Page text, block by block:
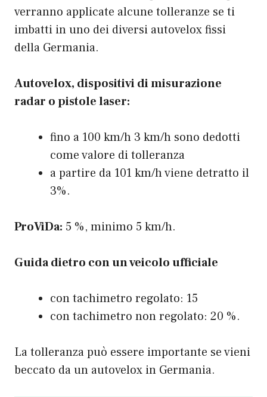
verranno applicate alcune tolleranze se ti
imbatti in uno dei diversi autovelox fissi
della Germania.
Autovelox, dispositivi di misurazione
radar o pistole laser:
fino a 100 km/h 3 km/h sono dedotti
come valore di tolleranza
a partire da 101 km/h viene detratto il
3%.
ProViDa: 5 %, minimo 5 km/h.
Guida dietro con un veicolo ufficiale
con tachimetro regolato: 15
con tachimetro non regolato: 20 %.
La tolleranza può essere importante se vieni
beccato da un autovelox in Germania.